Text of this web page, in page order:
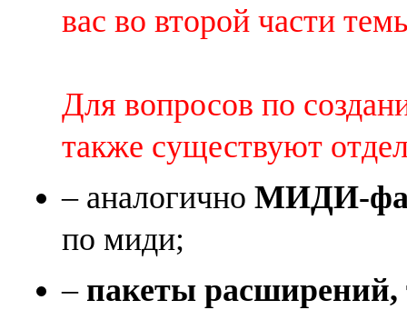
вас во второй части
Для вопросов по
также существуют
– аналогично МИДИ-
по миди;
– пакеты